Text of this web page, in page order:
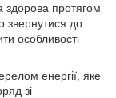
здорова протягом
звернутися до
особливості
енергії, яке
зі